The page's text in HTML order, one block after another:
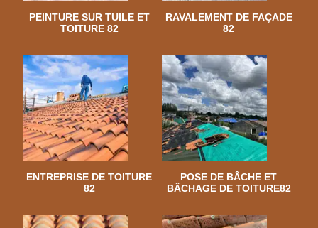
PEINTURE SUR TUILE ET
TOITURE 82
RAVALEMENT DE FAÇADE
82
ENTREPRISE DE TOITURE
82
POSE DE BÂCHE ET
BÂCHAGE DE TOITURE82